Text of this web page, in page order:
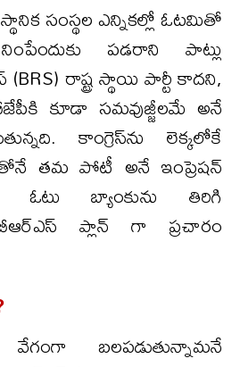
సంస్థల ఎన్నికల్లో ఓటమితో
పడరాని పాట్లు
రాష్ట్ర స్థాయి పార్టీ కాదని,
కూడా సమవుజ్జీలమే అనే
కాంగ్రెస్‌ను లెక్కలోకే
తమ పోటీ అనే ఇంప్రెషన్
బ్యాంకును తిరిగి
బీఆర్ఎస్ ప్లాన్ గా ప్రచారం
బలపడుతున్నామనే